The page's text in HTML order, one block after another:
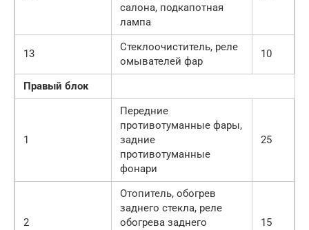
салона, подкапотная
лампа
13
Стеклоочиститель, реле
омывателей фар
10
Правый блок
1
Передние
противотуманные фары,
задние
противотуманные
фонари
25
2
Отопитель, обогрев
заднего стекла, реле
обогрева заднего
15